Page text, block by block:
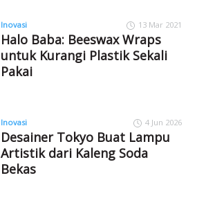
Inovasi 13 Mar 2021
Halo Baba: Beeswax Wraps
untuk Kurangi Plastik Sekali
Pakai
Inovasi 4 Jun 2026
Desainer Tokyo Buat Lampu
Artistik dari Kaleng Soda
Bekas